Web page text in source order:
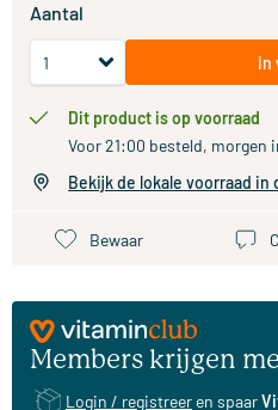
Aantal
In
Dit product is op voorraad
Voor 21:00 besteld, morgen
Bekijk de lokale voorraad in
Bewaar
Members krijgen
Login / registreer en spaar